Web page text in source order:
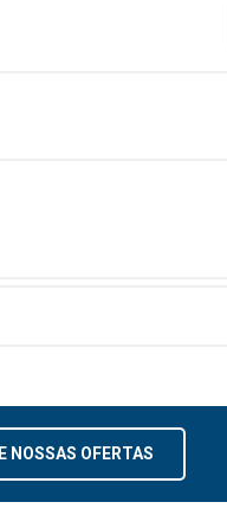
NOSSAS OFERTAS